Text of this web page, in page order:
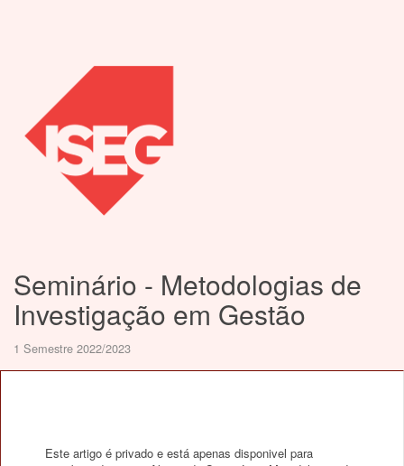
Seminário - Metodologias de
Investigação em Gestão
1 Semestre 2022/2023
Este artigo é privado e está apenas disponivel para